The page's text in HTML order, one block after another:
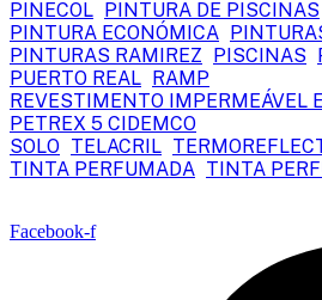
PINECOL PINTURA DE PISCINAS
PINTURA ECONÓMICA
PINTURAS RAMIREZ PISCINAS
PUERTO REAL RAMP
REVESTIMENTO IMPERMEÁVEL
PETREX 5 CIDEMCO
SOLO TELACRIL
TINTA PERFUMADA TINTA
Facebook-f